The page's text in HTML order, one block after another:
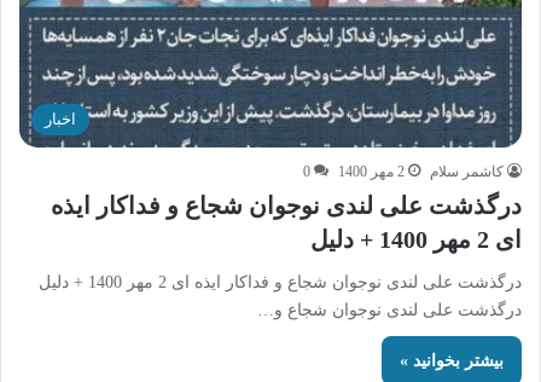
اخبار
کاشمر سلام 2 مهر 1400 0
درگذشت علی لندی نوجوان شجاع و فداکار ایذه
ای 2 مهر 1400 + دلیل
درگذشت علی لندی نوجوان شجاع و فداکار ایذه ای 2 مهر 1400 + دلیل
درگذشت علی لندی نوجوان شجاع و…
بیشتر بخوانید »